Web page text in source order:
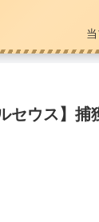
セウス】捕